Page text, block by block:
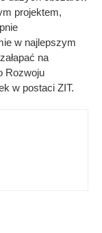
projektem,
w najlepszym
na
Rozwoju
w postaci ZIT.